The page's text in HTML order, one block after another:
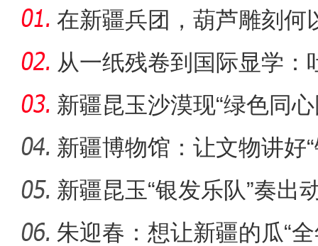
侨乡故事 | 哈班拜的
在新疆兵团，葫芦雕刻何
从一纸残卷到国际显学：
出“冷门”
新疆昆玉沙漠现“绿色同
生态
新疆博物馆：让文物讲好
新疆昆玉“银发乐队”奏出
朱迎春：想让新疆的瓜“